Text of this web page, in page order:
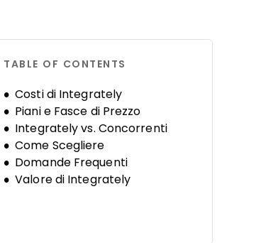
TABLE OF CONTENTS
Costi di Integrately
Piani e Fasce di Prezzo
Integrately vs. Concorrenti
Come Scegliere
Domande Frequenti
Valore di Integrately